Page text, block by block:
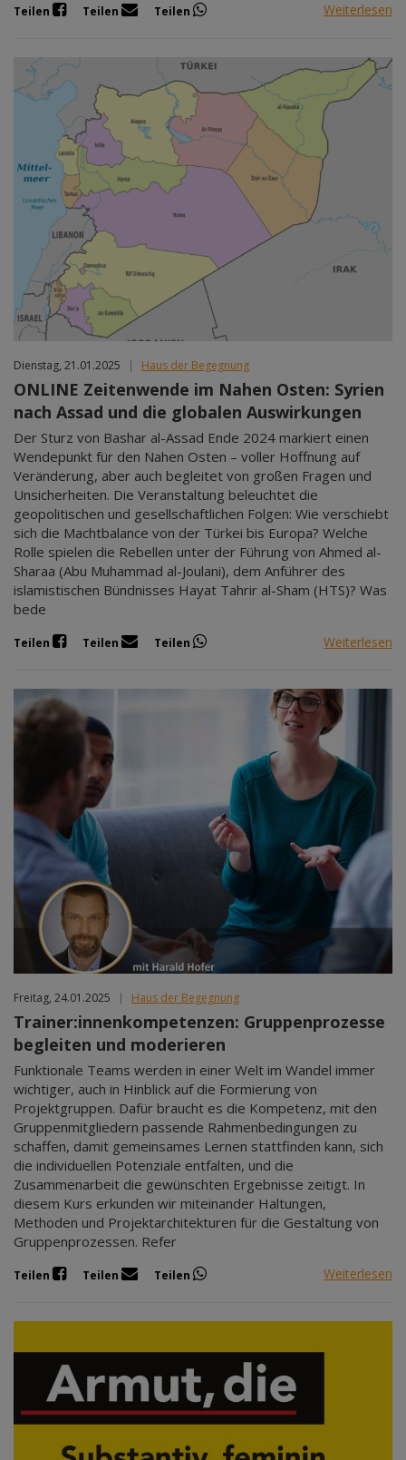
Teilen Teilen Teilen Weiterlesen
Dienstag, 21.01.2025 | Haus der Begegnung
ONLINE Zeitenwende im Nahen Osten: Syrien
nach Assad und die globalen Auswirkungen
Der Sturz von Bashar al-Assad Ende 2024 markiert einen
Wendepunkt für den Nahen Osten – voller Hoffnung auf
Veränderung, aber auch begleitet von großen Fragen und
Unsicherheiten. Die Veranstaltung beleuchtet die
geopolitischen und gesellschaftlichen Folgen: Wie verschiebt
sich die Machtbalance von der Türkei bis Europa? Welche
Rolle spielen die Rebellen unter der Führung von Ahmed al-
Sharaa (Abu Muhammad al-Joulani), dem Anführer des
islamistischen Bündnisses Hayat Tahrir al-Sham (HTS)? Was
bede
Teilen Teilen Teilen Weiterlesen
Freitag, 24.01.2025 | Haus der Begegnung
Trainer:innenkompetenzen: Gruppenprozesse
begleiten und moderieren
Funktionale Teams werden in einer Welt im Wandel immer
wichtiger, auch in Hinblick auf die Formierung von
Projektgruppen. Dafür braucht es die Kompetenz, mit den
Gruppenmitgliedern passende Rahmenbedingungen zu
schaffen, damit gemeinsames Lernen stattfinden kann, sich
die individuellen Potenziale entfalten, und die
Zusammenarbeit die gewünschten Ergebnisse zeitigt. In
diesem Kurs erkunden wir miteinander Haltungen,
Methoden und Projektarchitekturen für die Gestaltung von
Gruppenprozessen. Refer
Teilen Teilen Teilen Weiterlesen